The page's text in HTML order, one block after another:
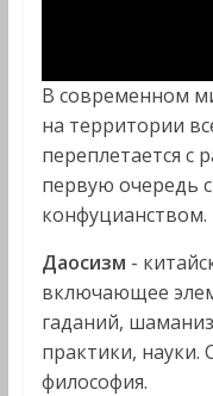
В современном
на территории
переплетается с
первую очередь
конфуцианством.
Даосизм -
включающее
гаданий,
практики, науки.
философия.